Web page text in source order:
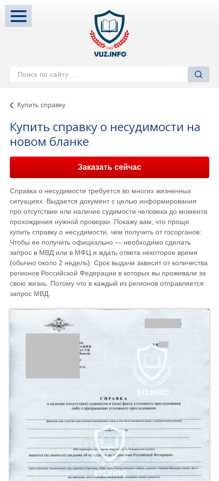
Купить справку
Купить справку о несудимости на
новом бланке
Заказать сейчас
Справка о несудимости требуется во многих жизненных
ситуациях. Выдается документ с целью информирования
про отсутствие или наличие судимости человека до момента
прохождения нужной проверки. Покажу вам, что проще
купить справку о несудимости, чем получить от госорганов:
Чтобы ее получить официально — необходимо сделать
запрос в МВД или в МФЦ и ждать ответа некоторое время
(обычно около 2 недель). Срок выдачи зависит от количества
регионов Российской Федерации в которых вы проживали за
свою жизнь. Потому что в каждый из регионов отправляется
запрос МВД.